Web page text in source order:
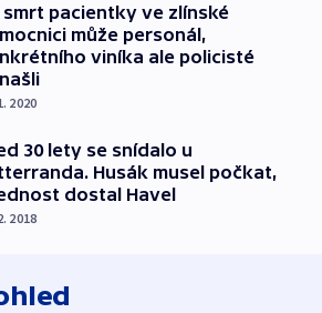
smrt pacientky ve zlínské
může personál,
viníka ale policisté
2020
30 lety se snídalo u
Husák musel počkat,
dostal Havel
2018